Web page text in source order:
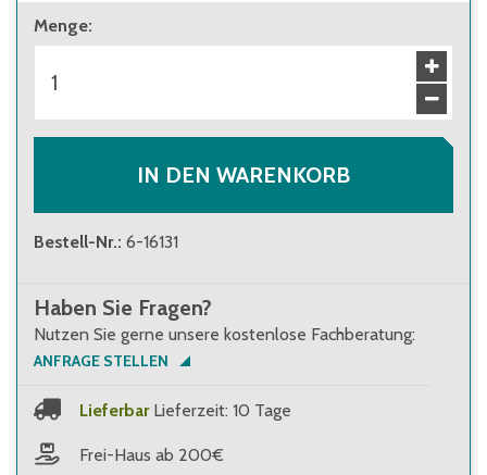
ab 1 Stück
39,70 €
ab 96 Stück
35,70 €
Menge:
IN DEN WARENKORB
Bestell-Nr.: 6-16131
Haben Sie Fragen?
Nutzen Sie gerne unsere kostenlose Fachberatung:
ANFRAGE STELLEN
Lieferbar Lieferzeit: 10 Tage
Frei-Haus ab 200€